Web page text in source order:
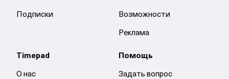
Подписки Возможности
Реклама
Timepad
О нас
Помощь
Задать вопрос